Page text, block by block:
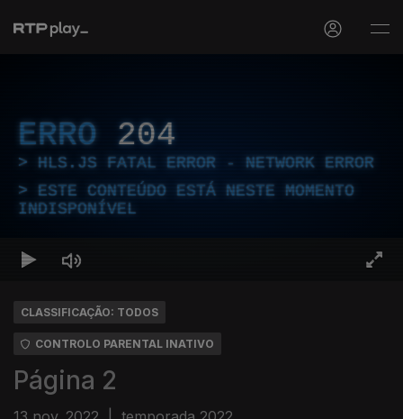
ERRO 204
HLS.JS FATAL ERROR - NETWORK ERROR
ESTE CONTEÚDO ESTÁ NESTE MOMENTO
INDISPONÍVEL
CLASSIFICAÇÃO: TODOS
CONTROLO PARENTAL INATIVO
Página 2